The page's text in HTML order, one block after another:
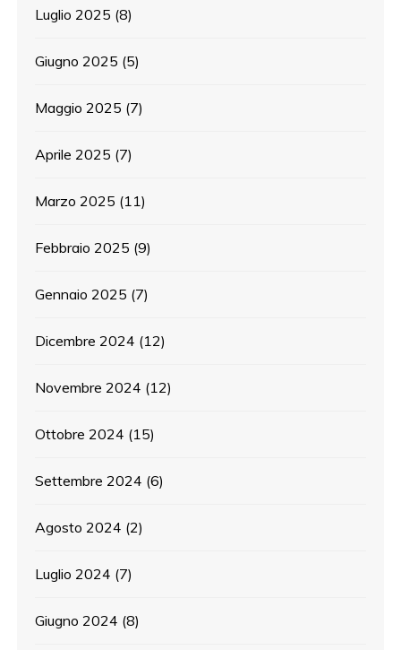
Luglio 2025 (8)
Giugno 2025 (5)
Maggio 2025 (7)
Aprile 2025 (7)
Marzo 2025 (11)
Febbraio 2025 (9)
Gennaio 2025 (7)
Dicembre 2024 (12)
Novembre 2024 (12)
Ottobre 2024 (15)
Settembre 2024 (6)
Agosto 2024 (2)
Luglio 2024 (7)
Giugno 2024 (8)